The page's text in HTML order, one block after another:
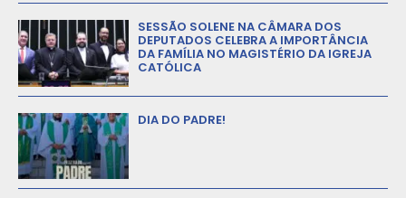
SESSÃO SOLENE NA CÂMARA DOS
DEPUTADOS CELEBRA A IMPORTÂNCIA
DA FAMÍLIA NO MAGISTÉRIO DA IGREJA
CATÓLICA
DIA DO PADRE!